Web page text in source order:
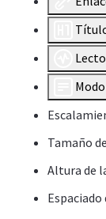
Tamaño
Altura de